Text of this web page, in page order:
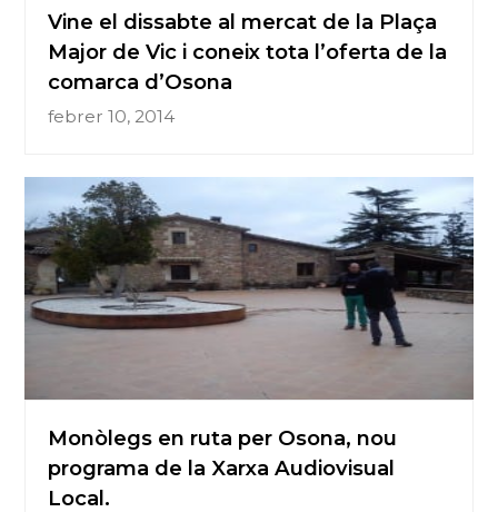
Vine el dissabte al mercat de la Plaça
Major de Vic i coneix tota l’oferta de la
comarca d’Osona
febrer 10, 2014
Monòlegs en ruta per Osona, nou
programa de la Xarxa Audiovisual
Local.